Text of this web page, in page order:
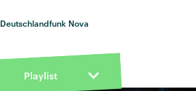
Deutschlandfunk Nova
Playlist